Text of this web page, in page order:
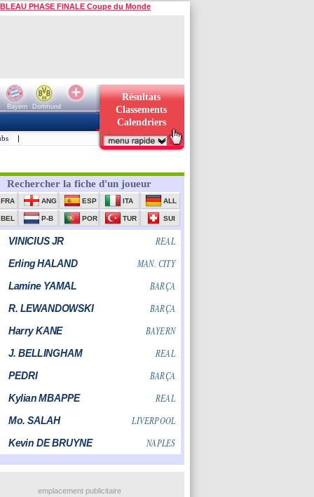
PHASE FINALE Coupe du Monde
Bayern
Dortmund
Résultats
Classements
Calendriers
|
emplacement publicitaire